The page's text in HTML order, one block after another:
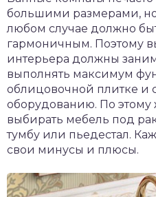
большими размерами,
любом случае должно
гармоничным. Поэтому
интерьера должны
выполнять максимум
облицовочной плитке и
оборудованию. По
выбирать мебель под
тумбу или пьедестал.
свои минусы и плюсы.